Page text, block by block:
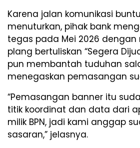
Karena jalan komunikasi
menuturkan, pihak bank
tegas pada Mei 2026
plang bertuliskan “Segera
pun membantah tuduhan
menegaskan pemasangan
“Pemasangan banner itu
titik koordinat dan data dari
milik BPN, jadi kami anggap
sasaran,” jelasnya.